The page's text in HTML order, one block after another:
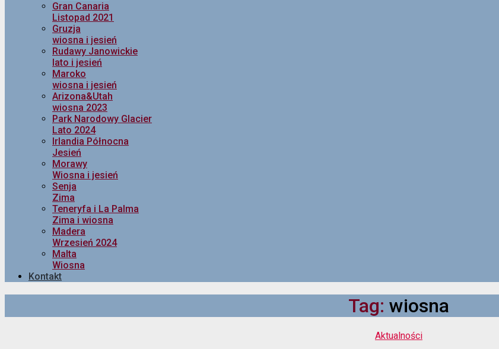
Gran Canaria
Listopad 2021
Gruzja
wiosna i jesień
Rudawy Janowickie
lato i jesień
Maroko
wiosna i jesień
Arizona&Utah
wiosna 2023
Park Narodowy Glacier
Lato 2024
Irlandia Północna
Jesień
Morawy
Wiosna i jesień
Senja
Zima
Teneryfa i La Palma
Zima i wiosna
Madera
Wrzesień 2024
Malta
Wiosna
Kontakt
Tag: wiosna
Kategorie
Aktualności